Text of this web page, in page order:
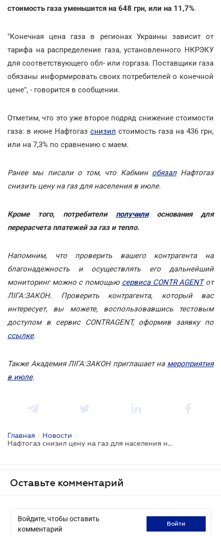
стоимость газа уменьшится на 648 грн, или на 11,7%.
"Конечная цена газа в регионах Украины зависит от
тарифа на распределение газа, установленного НКРЭКУ
для соответствующего обл- или горгаза. Поставщики газа
обязаны информировать своих потребителей о конечной
цене", - говорится в сообщении.
Отметим, что это уже второе подряд снижение стоимости
газа: в июне Нафтогаз снизил стоимость газа на 436 грн,
или на 7,3% по сравнению с маем.
Ранее мы писали о том, что Кабмин обязалНафтогаз
снизить цену на газ для населения в июле.
Кроме того, потребители получилиоснования для
перерасчета платежей за газ и тепло.
Напомним, что проверить вашего контрагента на
благонадежность и осуществлять его дальнейший
мониторинг можно с помощью сервиса CONTR AGENTот
ЛІГА:ЗАКОН. Проверить контрагента, который вас
интересует, вы можете, воспользовавшись тестовым
доступом в сервис CONTRAGENT, оформив заявку по
ссылке.
Также Академия ЛІГА:ЗАКОН приглашает на мероприятия
в июле.
Главная / Новости /
Нафтогаз снизил цену на газ для населения на 11,7%
Оставьте комментарий
Войдите, чтобы оставить
комментарий
войти